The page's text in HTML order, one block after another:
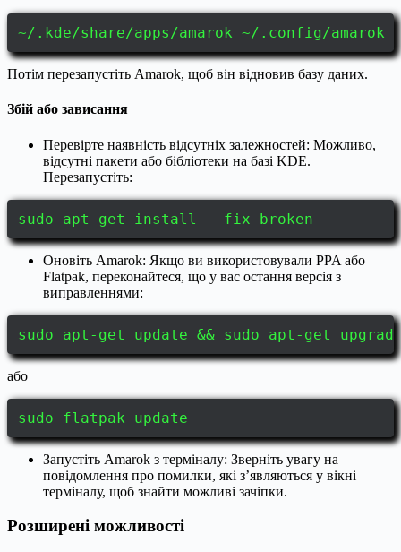
~/.kde/share/apps/amarok ~/.config/amarok
Потім перезапустіть Amarok, щоб він відновив базу даних.
Збій або зависання
Перевірте наявність відсутніх залежностей: Можливо,
відсутні пакети або бібліотеки на базі KDE.
Перезапустіть:
sudo apt-get install --fix-broken
Оновіть Amarok: Якщо ви використовували PPA або
Flatpak, переконайтеся, що у вас остання версія з
виправленнями:
sudo apt-get update && sudo apt-get
або
sudo flatpak update
Запустіть Amarok з терміналу: Зверніть увагу на
повідомлення про помилки, які з’являються у вікні
терміналу, щоб знайти можливі зачіпки.
Розширені можливості